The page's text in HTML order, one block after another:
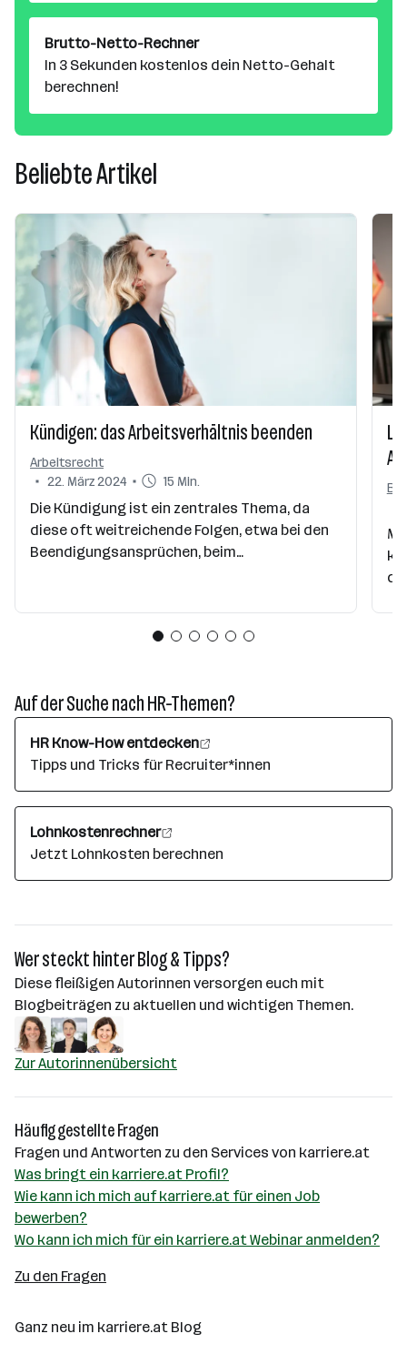
Brutto-Netto-Rechner
In 3 Sekunden kostenlos dein Netto-Gehalt
berechnen!
Beliebte Artikel
Kündigen: das Arbeitsverhältnis beenden
Arbeitsrecht
22. März 2024
15 Min.
Die Kündigung ist ein zentrales Thema, da
diese oft weitreichende Folgen, etwa bei den
Beendigungsansprüchen, beim
Kündigungsfristen und -termine zu beachten.
Im Einzelfall sind jedoch auch Fragen eines
Präsenzdiener*innen, Schwangere,
beachten.
Auf der Suche nach HR-Themen?
HR Know-How entdecken
Tipps und Tricks für Recruiter*innen
Lohnkostenrechner
Jetzt Lohnkosten berechnen
Wer steckt hinter Blog & Tipps?
Diese fleißigen Autorinnen versorgen euch mit
Blogbeiträgen zu aktuellen und wichtigen Themen.
Zur Autorinnenübersicht
Häufig gestellte Fragen
Fragen und Antworten zu den Services von karriere.at
Was bringt ein karriere.at Profil?
Wie kann ich mich auf karriere.at für einen Job
bewerben?
Wo kann ich mich für ein karriere.at Webinar anmelden?
Zu den Fragen
Ganz neu im karriere.at Blog